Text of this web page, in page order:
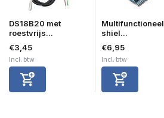
DS18B20 met
roestvrijs...
€3,45
Incl. btw
Multifunctioneel
shiel...
€6,95
Incl. btw